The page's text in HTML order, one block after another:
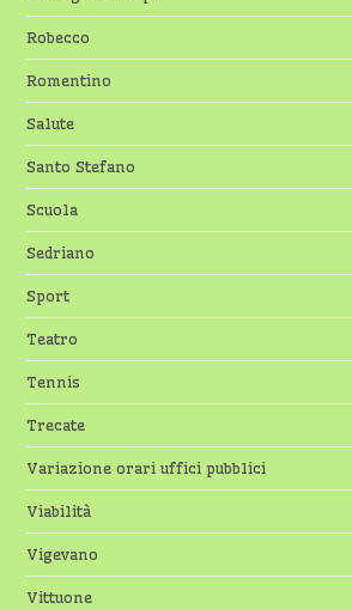
Robecco
Romentino
Salute
Santo Stefano
Scuola
Sedriano
Sport
Teatro
Tennis
Trecate
Variazione orari uffici pubblici
Viabilità
Vigevano
Vittuone